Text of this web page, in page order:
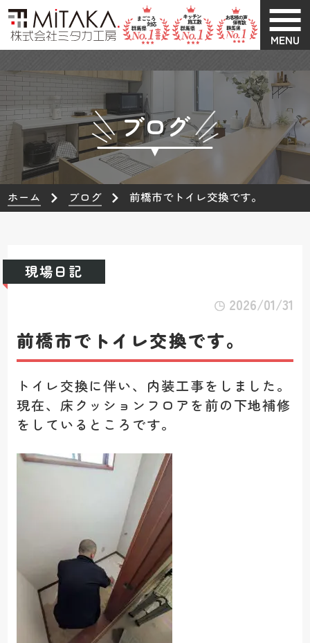
MENU
ブログ
ホーム ブログ 前橋市でトイレ交換です。
現場日記
2026/01/31
前橋市でトイレ交換です。
トイレ交換に伴い、内装工事をしました。
現在、床クッションフロアを前の下地補修
をしているところです。